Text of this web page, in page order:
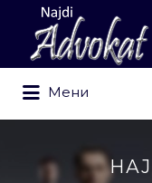
Search
for:
Мени
for: